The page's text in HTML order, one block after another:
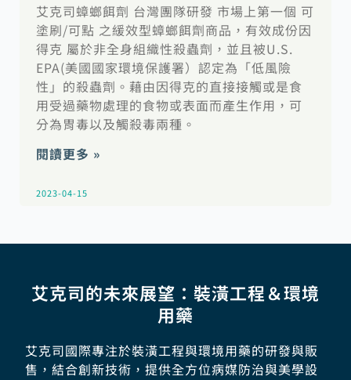
艾克司蟑螂餌劑 台灣團隊研發 市場上第一個 可
塗刷/可點 之緩效型蟑螂餌劑商品，有效成份因
得克 屬於非全身組織性殺蟲劑，並且被U.S.
EPA(美國國家環境保護署）認定為「低風險
性」的殺蟲劑。藉由因得克的直接接觸或是食
用受過藥物處理的食物或表面而產生作用，可
分為胃毒以及觸殺毒兩種。
閱讀更多 »
2023-04-15
艾克司的未來展望：裝潢工程＆環境
用藥
艾克司國際專注於裝潢工程與環境用藥的研發與販
售，結合創新技術，提供全方位病媒防治與美學設